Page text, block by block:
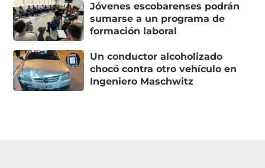
Jóvenes escobarenses podrán
sumarse a un programa de
formación laboral
Un conductor alcoholizado
chocó contra otro vehículo en
Ingeniero Maschwitz